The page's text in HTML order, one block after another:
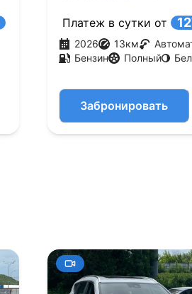
Платеж в сутки от
2026 13км
Бензин
Полный
Забронировать